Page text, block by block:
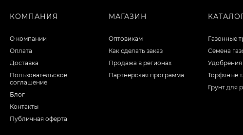
КОМПАНИЯ
О компании
Оплата
Доставка
Пользовательское
соглашение
Блог
Контакты
Публичная оферта
МАГАЗИН
Оптовикам
Как сделать заказ
Продажа в регионах
Партнерская программа
Газонные
Семена
Удобрения
Торфяные
Грунт для